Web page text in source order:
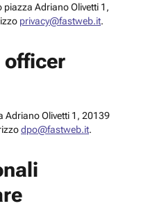
piazza Adriano Olivetti 1,
privacy@fastweb.it.
officer
Adriano Olivetti 1, 20139
dpo@fastweb.it.